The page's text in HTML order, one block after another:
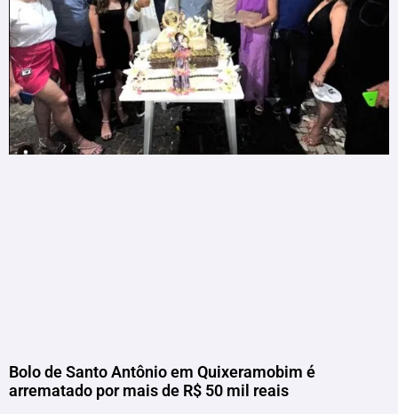
Bolo de Santo Antônio em Quixeramobim é
arrematado por mais de R$ 50 mil reais